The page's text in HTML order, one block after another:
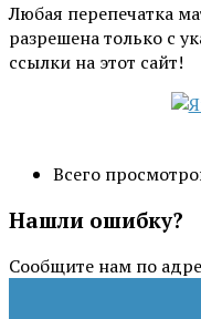
Любая перепечатка
разрешена только с
ссылки на этот сайт!
Всего
Нашли ошибку?
Сообщите нам по